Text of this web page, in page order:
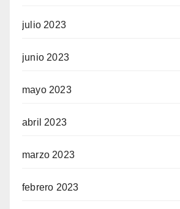
julio 2023
junio 2023
mayo 2023
abril 2023
marzo 2023
febrero 2023